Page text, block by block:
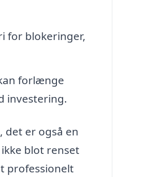
for blokeringer,
forlænge
investering.
det er også en
blot renset
professionelt